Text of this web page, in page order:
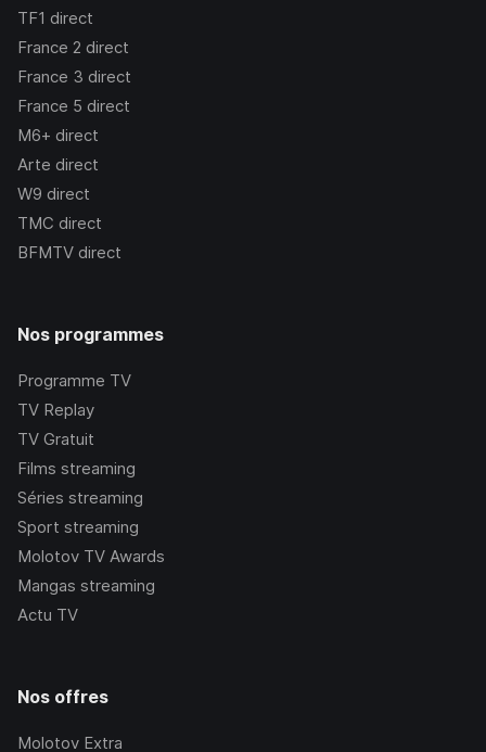
TF1 direct
France 2 direct
France 3 direct
France 5 direct
M6+ direct
Arte direct
W9 direct
TMC direct
BFMTV direct
Nos programmes
Programme TV
TV Replay
TV Gratuit
Films streaming
Séries streaming
Sport streaming
Molotov TV Awards
Mangas streaming
Actu TV
Nos offres
Molotov Extra